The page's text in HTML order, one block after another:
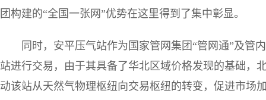
团构建的“全国一张网”优势在这里得到了集中彰显。
同时，安平压气站作为国家管网集团“管网通”及管
站进行交易，由于其具备了华北区域价格发现的基础，
动该站从天然气物理枢纽向交易枢纽的转变，促进市场